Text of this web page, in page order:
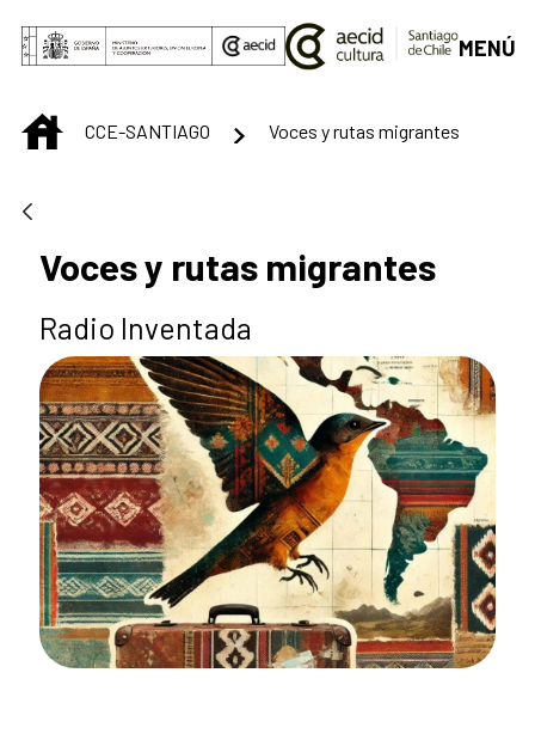
Saut au contenu principal
MENÚ
INICIOCCE-SANTIAGO Voces y rutas migrantes
Voces y rutas migrantes
Radio Inventada